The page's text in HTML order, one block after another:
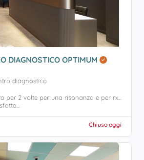
DIAGNOSTICO OPTIMUM
diagnostico
per 2 volte per una risonanza e per rx...
Chiuso oggi